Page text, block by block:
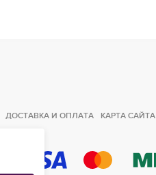
ДОСТАВКА И ОПЛАТА КАРТА САЙТА